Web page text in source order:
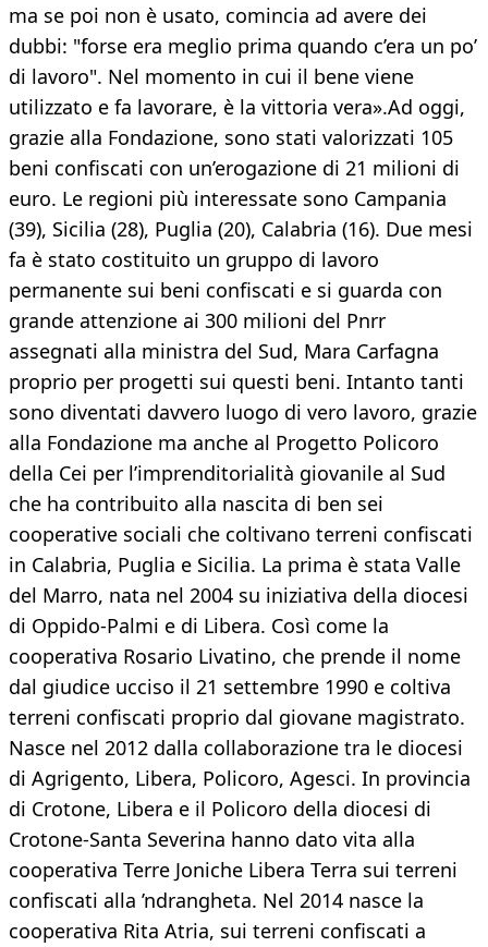
ma se poi non è usato, comincia ad avere dei
dubbi: "forse era meglio prima quando c’era un po’
di lavoro". Nel momento in cui il bene viene
utilizzato e fa lavorare, è la vittoria vera».Ad oggi,
grazie alla Fondazione, sono stati valorizzati 105
beni confiscati con un’erogazione di 21 milioni di
euro. Le regioni più interessate sono Campania
(39), Sicilia (28), Puglia (20), Calabria (16). Due mesi
fa è stato costituito un gruppo di lavoro
permanente sui beni confiscati e si guarda con
grande attenzione ai 300 milioni del Pnrr
assegnati alla ministra del Sud, Mara Carfagna
proprio per progetti sui questi beni. Intanto tanti
sono diventati davvero luogo di vero lavoro, grazie
alla Fondazione ma anche al Progetto Policoro
della Cei per l’imprenditorialità giovanile al Sud
che ha contribuito alla nascita di ben sei
cooperative sociali che coltivano terreni confiscati
in Calabria, Puglia e Sicilia. La prima è stata Valle
del Marro, nata nel 2004 su iniziativa della diocesi
di Oppido-Palmi e di Libera. Così come la
cooperativa Rosario Livatino, che prende il nome
dal giudice ucciso il 21 settembre 1990 e coltiva
terreni confiscati proprio dal giovane magistrato.
Nasce nel 2012 dalla collaborazione tra le diocesi
di Agrigento, Libera, Policoro, Agesci. In provincia
di Crotone, Libera e il Policoro della diocesi di
Crotone-Santa Severina hanno dato vita alla
cooperativa Terre Joniche Libera Terra sui terreni
confiscati alla ’ndrangheta. Nel 2014 nasce la
cooperativa Rita Atria, sui terreni confiscati a